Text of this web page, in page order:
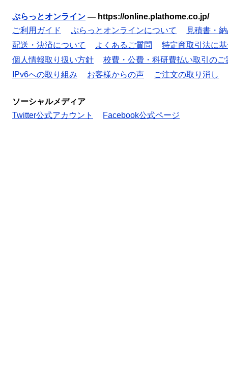
ぷらっとオンライン — https://online.plathome.co.jp/
ご利用ガイド
ぷらっとオンラインについて
見積書・
配送・決済について
よくあるご質問
特定商取引法に
個人情報取り扱い方針
校費・公費・科研費払い取引のご
IPv6への取り組み
お客様からの声 ご注文の取り消し
ソーシャルメディア
Twitter公式アカウント
Facebook公式ページ